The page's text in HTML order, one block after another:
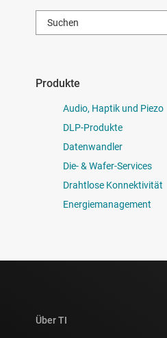
Produkte
Audio, Haptik und Piezo
DLP-Produkte
Datenwandler
Die- & Wafer-Services
Drahtlose Konnektivität
Energiemanagement
Über TI